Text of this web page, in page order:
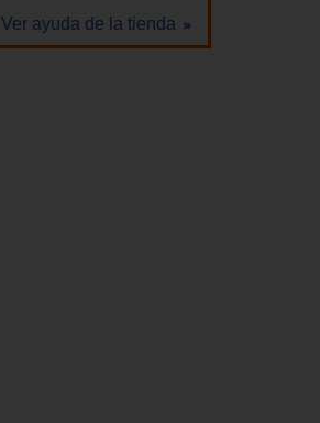
Ver ayuda de la tienda